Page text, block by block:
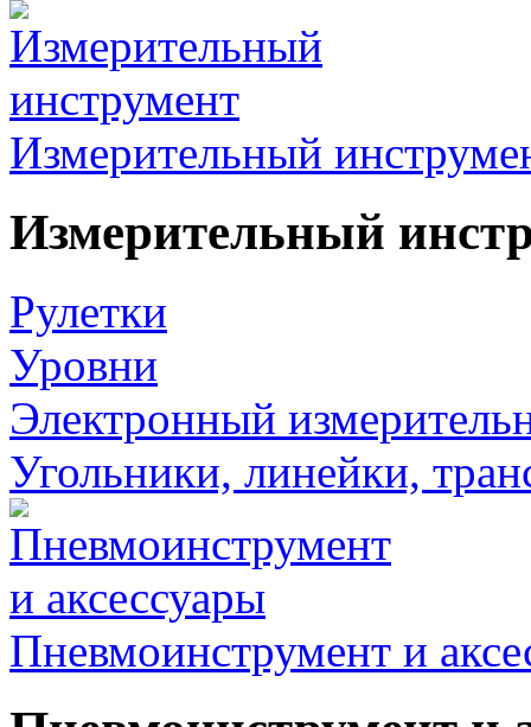
Измерительный
Измерительный
Рулетки
Уровни
Электронный
Угольники, линейки,
Пневмоинструмент и